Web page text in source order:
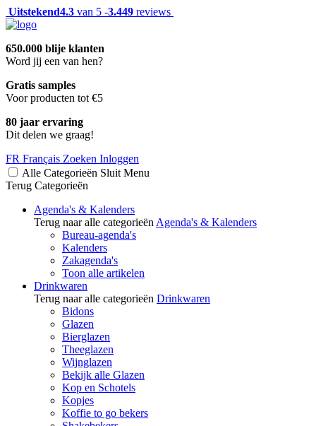
Uitstekend4.3 van 5 -3.449 reviews
650.000 blije klanten
Word jij een van hen?
Gratis samples
Voor producten tot €5
80 jaar ervaring
Dit delen we graag!
FR Français Zoeken Inloggen
Alle Categorieën Sluit Menu
Terug Categorieën
Agenda's & Kalenders
Terug naar alle categorieën Agenda's & Kalenders
Bureau-agenda's
Kalenders
Zakagenda's
Toon alle artikelen
Drinkwaren
Terug naar alle categorieën Drinkwaren
Bidons
Glazen
Bierglazen
Theeglazen
Wijnglazen
Bekijk alle Glazen
Kop en Schotels
Kopjes
Koffie to go bekers